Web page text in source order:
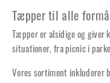
Tæpper til alle formål
Tæpper er alsidige og giver
situationer, fra picnic i
Vores sortiment inkluderer